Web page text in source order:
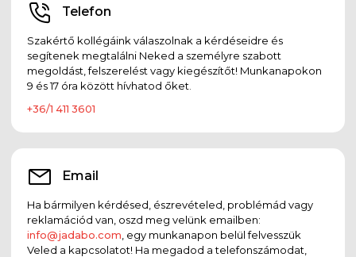
Telefon
Szakértő kollégáink válaszolnak a kérdéseidre és
segítenek megtalálni Neked a személyre szabott
megoldást, felszerelést vagy kiegészítőt! Munkanapokon
9 és 17 óra között hívhatod őket.
+36/1 411 3601
Email
Ha bármilyen kérdésed, észrevételed, problémád vagy
reklamációd van, oszd meg velünk emailben:
info@jadabo.com , egy munkanapon belül felvesszük
Veled a kapcsolatot! Ha megadod a telefonszámodat,